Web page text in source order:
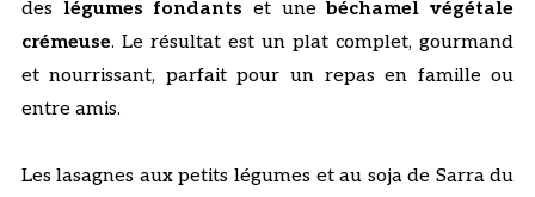
des légumes fondants et unebéchamel végétale
crémeuse. Le résultat est un plat complet, gourmand
et nourrissant, parfait pour un repas en famille ou
entre amis.
Les lasagnes aux petits légumes et au soja de Sarra du